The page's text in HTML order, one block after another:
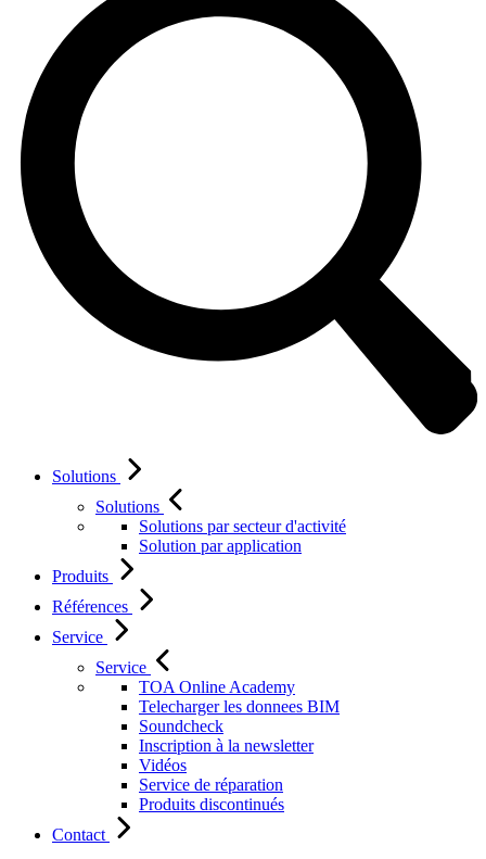
Solutions
Solutions
Solutions par secteur d'activité
Solution par application
Produits
Références
Service
Service
TOA Online Academy
Telecharger les donnees BIM
Soundcheck
Inscription à la newsletter
Vidéos
Service de réparation
Produits discontinués
Contact